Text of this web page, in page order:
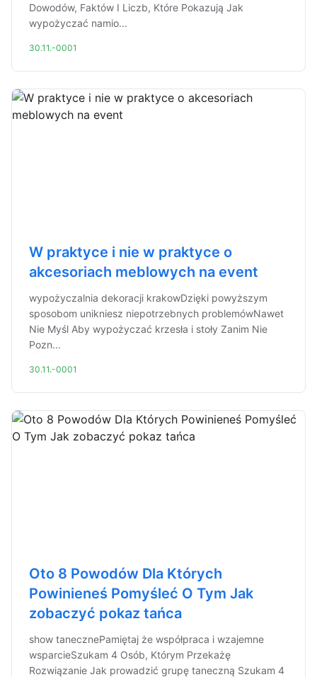
Dowodów, Faktów I Liczb, Które Pokazują Jak
wypożyczać namio...
30.11.-0001
W praktyce i nie w praktyce o
akcesoriach meblowych na event
wypożyczalnia dekoracji krakowDzięki powyższym
sposobom unikniesz niepotrzebnych problemówNawet
Nie Myśl Aby wypożyczać krzesła i stoły Zanim Nie
Pozn...
30.11.-0001
Oto 8 Powodów Dla Których
Powinieneś Pomyśleć O Tym Jak
zobaczyć pokaz tańca
show tanecznePamiętaj że współpraca i wzajemne
wsparcieSzukam 4 Osób, Którym Przekażę
Rozwiązanie Jak prowadzić grupę taneczną Szukam 4